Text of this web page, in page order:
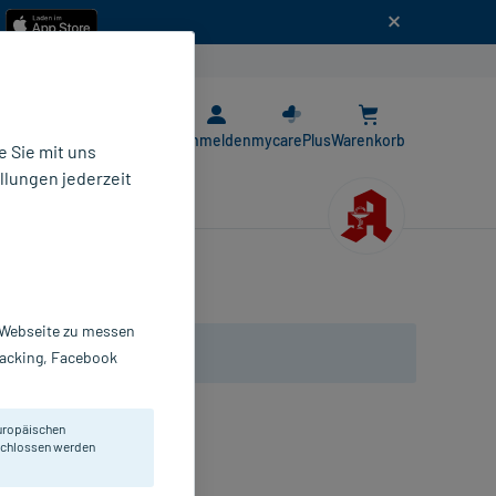
AnmeldenmycarePlusWarenkorb
Sie mit uns
jederzeit
zu messen
Facebook
werden